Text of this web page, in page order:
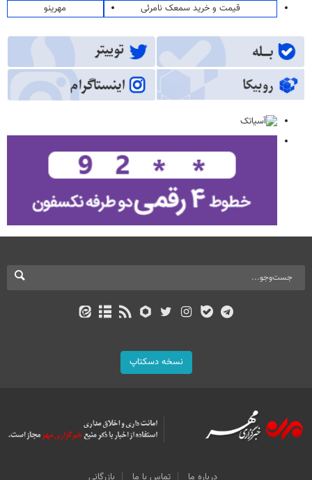
قیمت و خرید سمعک نامرئی
مهرینو
نسخه دسکتاپ